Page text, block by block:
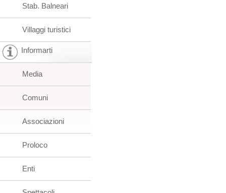
Stab. Balneari
Villaggi turistici
Informarti
Media
Comuni
Associazioni
Proloco
Enti